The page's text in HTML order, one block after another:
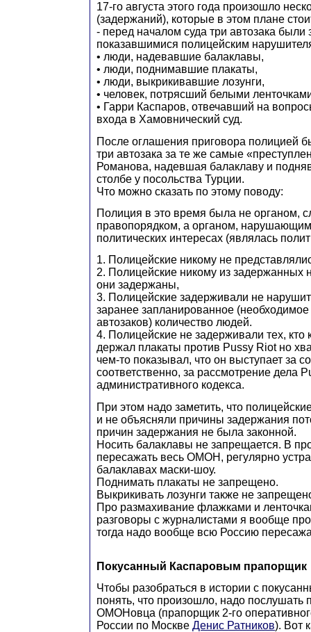
17-го августа этого года произошло
(задержаний), которые в этом плане
- перед началом суда три автозака
показавшимися полицейским
• люди, надевавшие балаклавы,
• люди, поднимавшие плакаты,
• люди, выкрикивавшие лозунги,
• человек, потрясший белыми
• Гарри Каспаров, отвечавший на
входа в Хамовнический суд.
После оглашения приговора полицией
три автозака за те же самые
Романова, надевшая балаклаву и
столбе у посольства Турции.
Что можно сказать по этому поводу:
Полиция в это время была не органом,
правопорядком, а органом, нарушающим
политических интересах (являлась
1. Полицейские никому не
2. Полицейские никому из задержанных
они задержаны,
3. Полицейские задерживали не
заранее запланированное
автозаков) количество людей.
4. Полицейские не задерживали тех, кто
держал плакаты против Pussy Riot но
чем-то показывал, что он выступает за
соответственно, за рассмотрение дела
административного кодекса.
При этом надо заметить, что
и не объясняли причины задержания
причин задержания не была законной.
Носить балаклавы не запрещается. В
пересажать весь ОМОН, регулярно
балаклавах маски-шоу.
Поднимать плакаты не запрещено.
Выкрикивать лозунги также не
Про размахивание флажками и
разговоры с журналистами я вообще
тогда надо вообще всю Россию
Покусанный Каспаровым прапорщик
Чтобы разобраться в истории с
понять, что произошло, надо послушать
ОМОНовца (прапорщик 2-го
России по Москве Денис Ратников). Вот